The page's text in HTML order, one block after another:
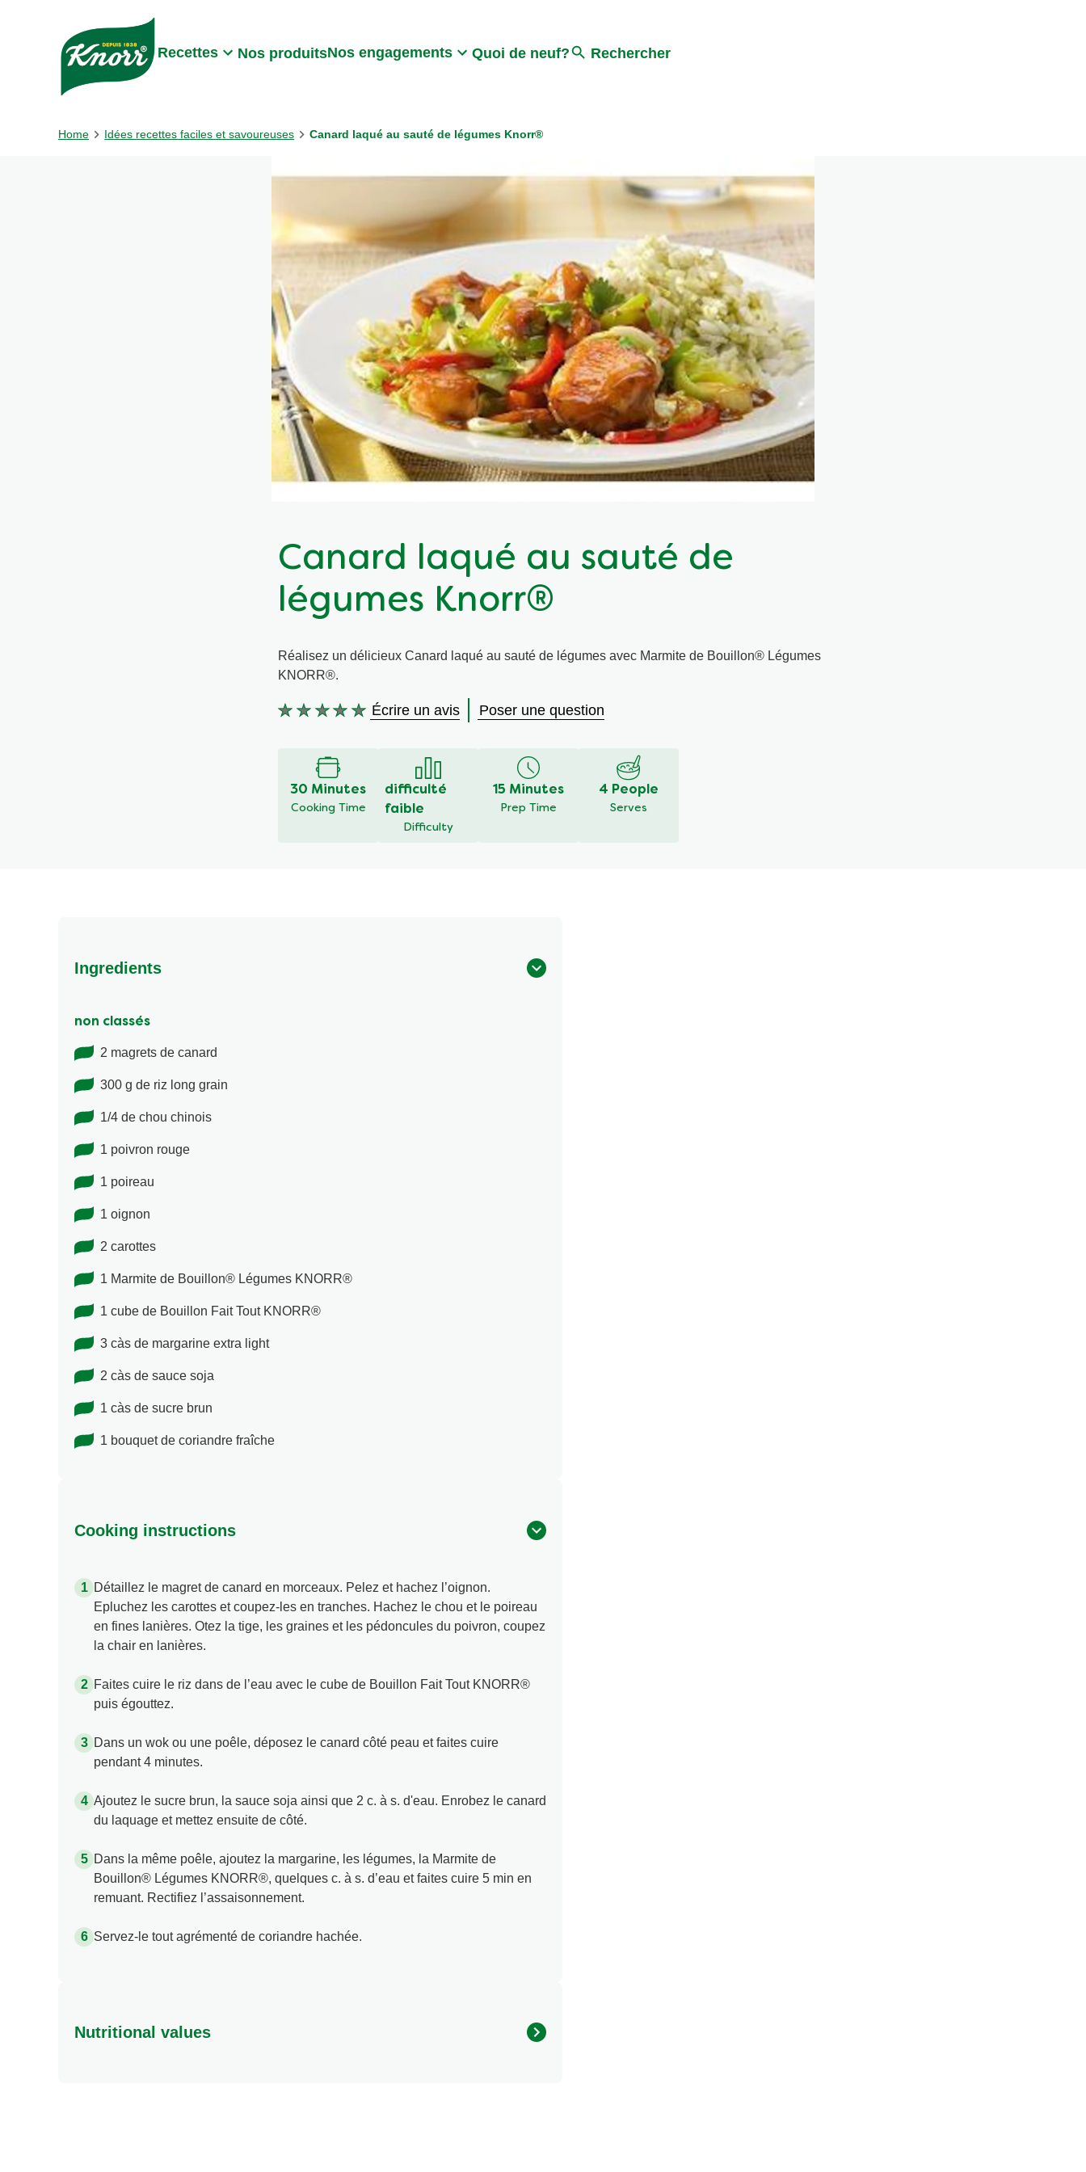
Recettes Nos produitsNos engagements Quoi de neuf? Rechercher
Home Idées recettes faciles et savoureuses Canard laqué au sauté de légumes Knorr®
Canard laqué au sauté de
légumes Knorr®
Réalisez un délicieux Canard laqué au sauté de légumes avec Marmite de Bouillon® Légumes
KNORR®.
Aucune
recipe
Écrire un avis Poser une question
30 Minutes
Cooking Time
difficulté
faible
Difficulty
15 Minutes
Prep Time
4 People
Serves
Ingredients
non classés
2 magrets de canard
300 g de riz long grain
1/4 de chou chinois
1 poivron rouge
1 poireau
1 oignon
2 carottes
1 Marmite de Bouillon® Légumes KNORR®
1 cube de Bouillon Fait Tout KNORR®
3 càs de margarine extra light
2 càs de sauce soja
1 càs de sucre brun
1 bouquet de coriandre fraîche
Cooking instructions
Détaillez le magret de canard en morceaux. Pelez et hachez l’oignon.
Epluchez les carottes et coupez-les en tranches. Hachez le chou et le poireau
en fines lanières. Otez la tige, les graines et les pédoncules du poivron, coupez
la chair en lanières.
Faites cuire le riz dans de l’eau avec le cube de Bouillon Fait Tout KNORR®
puis égouttez.
Dans un wok ou une poêle, déposez le canard côté peau et faites cuire
pendant 4 minutes.
Ajoutez le sucre brun, la sauce soja ainsi que 2 c. à s. d'eau. Enrobez le canard
du laquage et mettez ensuite de côté.
Dans la même poêle, ajoutez la margarine, les légumes, la Marmite de
Bouillon® Légumes KNORR®, quelques c. à s. d’eau et faites cuire 5 min en
remuant. Rectifiez l’assaisonnement.
Servez-le tout agrémenté de coriandre hachée.
Nutritional values